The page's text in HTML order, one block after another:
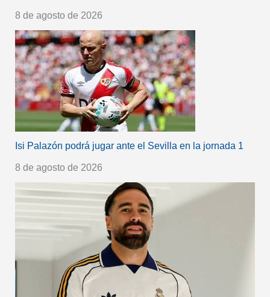
8 de agosto de 2026
Isi Palazón podrá jugar ante el Sevilla en la jornada 1
8 de agosto de 2026